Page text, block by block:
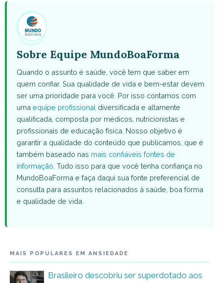
Sobre Equipe MundoBoaForma
Quando o assunto é saúde, você tem que saber em
quem confiar. Sua qualidade de vida e bem-estar devem
ser uma prioridade para você. Por isso contamos com
uma equipe profissional diversificada e altamente
qualificada, composta por médicos, nutricionistas e
profissionais de educação física. Nosso objetivo é
garantir a qualidade do conteúdo que publicamos, que é
também baseado nas mais confiáveis fontes de
informação . Tudo isso para que você tenha confiança no
MundoBoaForma e faça daqui sua fonte preferencial de
consulta para assuntos relacionados à saúde, boa forma
e qualidade de vida.
MAIS POPULARES EM ANSIEDADE
Brasileiro descobriu ser superdotado aos